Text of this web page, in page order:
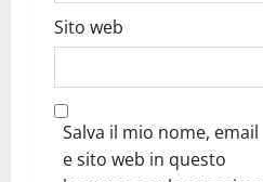
Sito web
Salva il mio nome, email
e sito web in questo